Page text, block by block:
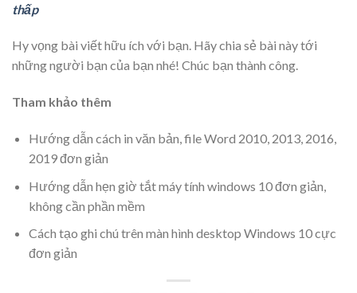
thấp
Hy vọng bài viết hữu ích với bạn. Hãy chia sẻ bài này tới
những người bạn của bạn nhé! Chúc bạn thành công.
Tham khảo thêm
Hướng dẫn cách in văn bản, file Word 2010, 2013, 2016,
2019 đơn giản
Hướng dẫn hẹn giờ tắt máy tính windows 10 đơn giản,
không cần phần mềm
Cách tạo ghi chú trên màn hình desktop Windows 10 cực
đơn giản